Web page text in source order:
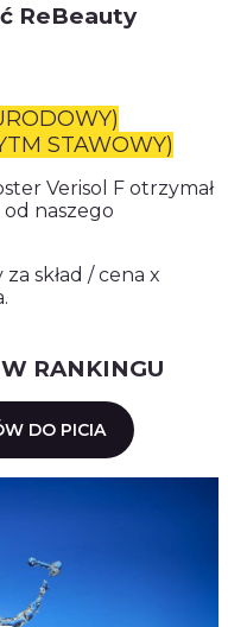
ReBeauty
STAWOWY)
Verisol F otrzymał
naszego
skład / cena x
RANKINGU
DO PICIA